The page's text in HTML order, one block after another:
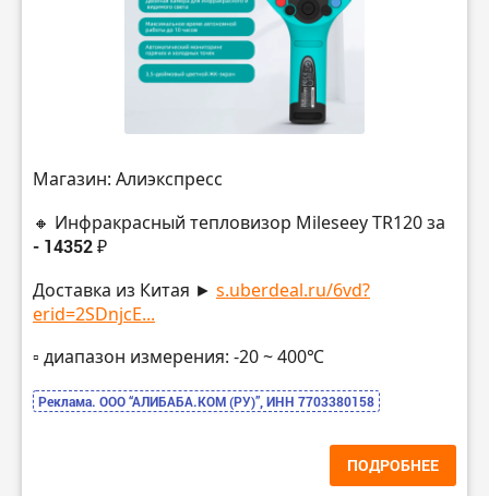
Магазин: Алиэкспресс
🔸 Инфракрасный тепловизор Mileseey TR120 за
- 14352 ₽
Доставка из Китая ► s.uberdeal.ru/6vd?
erid=2SDnjcE...
▫️ диапазон измерения: -20 ~ 400℃
Реклама. ООО “АЛИБАБА.КОМ (РУ)”, ИНН 7703380158
ПОДРОБНЕЕ